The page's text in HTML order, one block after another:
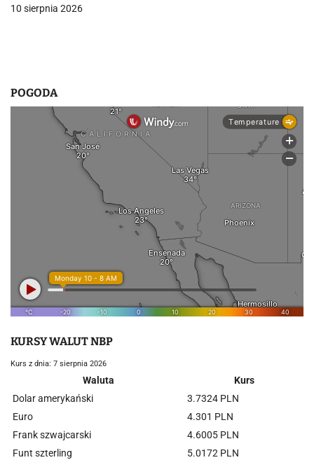
s
10 sierpnia 2026
POGODA
KURSY WALUT NBP
Kurs z dnia: 7 sierpnia 2026
Waluta
Kurs
Dolar amerykański
3.7324 PLN
Euro
4.301 PLN
Frank szwajcarski
4.6005 PLN
Funt szterling
5.0172 PLN